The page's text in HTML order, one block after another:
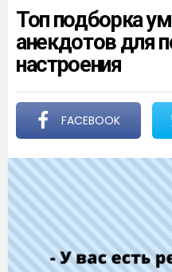
Топ подборка
анекдотов для
настроения
FACEBOOK